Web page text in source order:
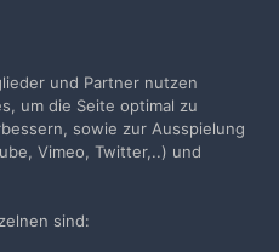
Melde Dich hier an.
Folgen
und Partner nutzen
um die Seite optimal zu
sowie zur Ausspielung
Vimeo, Twitter,..) und
sind: